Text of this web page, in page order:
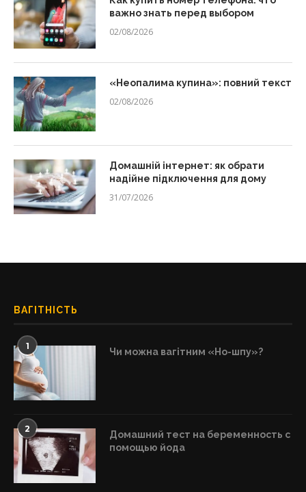
важно знать перед выбором
02/08/2026
«Неопалима купина»: повний текст
02/08/2026
Домашній інтернет: як обрати
надійне підключення для дому
31/07/2026
ВАГІТНІСТЬ
1 Чи можна вагітним «Но-шпу»?
2
Домашний тест на беременность с
помощью йода